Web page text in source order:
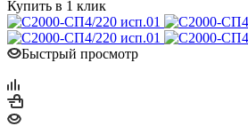
Купить в 1 клик
Быстрый просмотр